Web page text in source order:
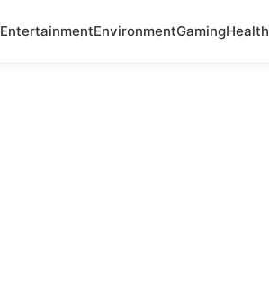
EntertainmentEnvironmentGamingHealth